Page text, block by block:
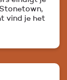
vind je het